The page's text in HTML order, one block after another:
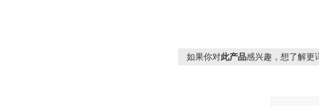
如果你对此产品感兴趣，想了解更